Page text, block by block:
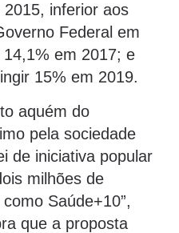
inferior aos
Federal em
em 2017; e
15% em 2019.
aquém do
pela sociedade
de iniciativa popular
milhões de
Saúde+10”,
que a proposta